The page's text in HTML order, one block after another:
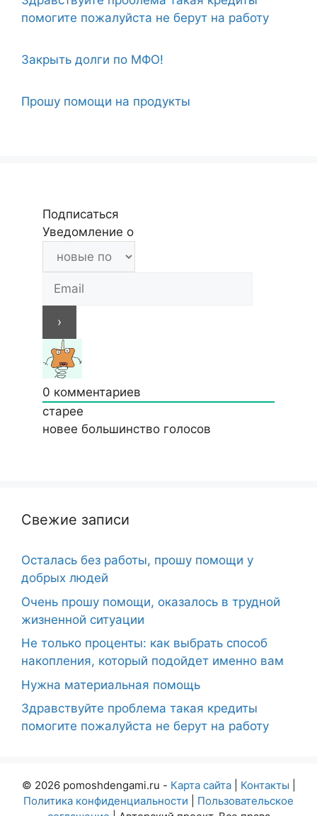
помогите пожалуйста не берут на работу
Закрыть долги по МФО!
Прошу помощи на продукты
Подписаться
Уведомление о
0 комментариев
старее
новее большинство голосов
Свежие записи
Осталась без работы, прошу помощи у
добрых людей
Очень прошу помощи, оказалось в трудной
жизненной ситуации
Не только проценты: как выбрать способ
накопления, который подойдет именно вам
Нужна материальная помощь
Здравствуйте проблема такая кредиты
помогите пожалуйста не берут на работу
© 2026 pomoshdengami.ru - Карта сайта| Контакты
Политика конфиденциальности
Пользовательское